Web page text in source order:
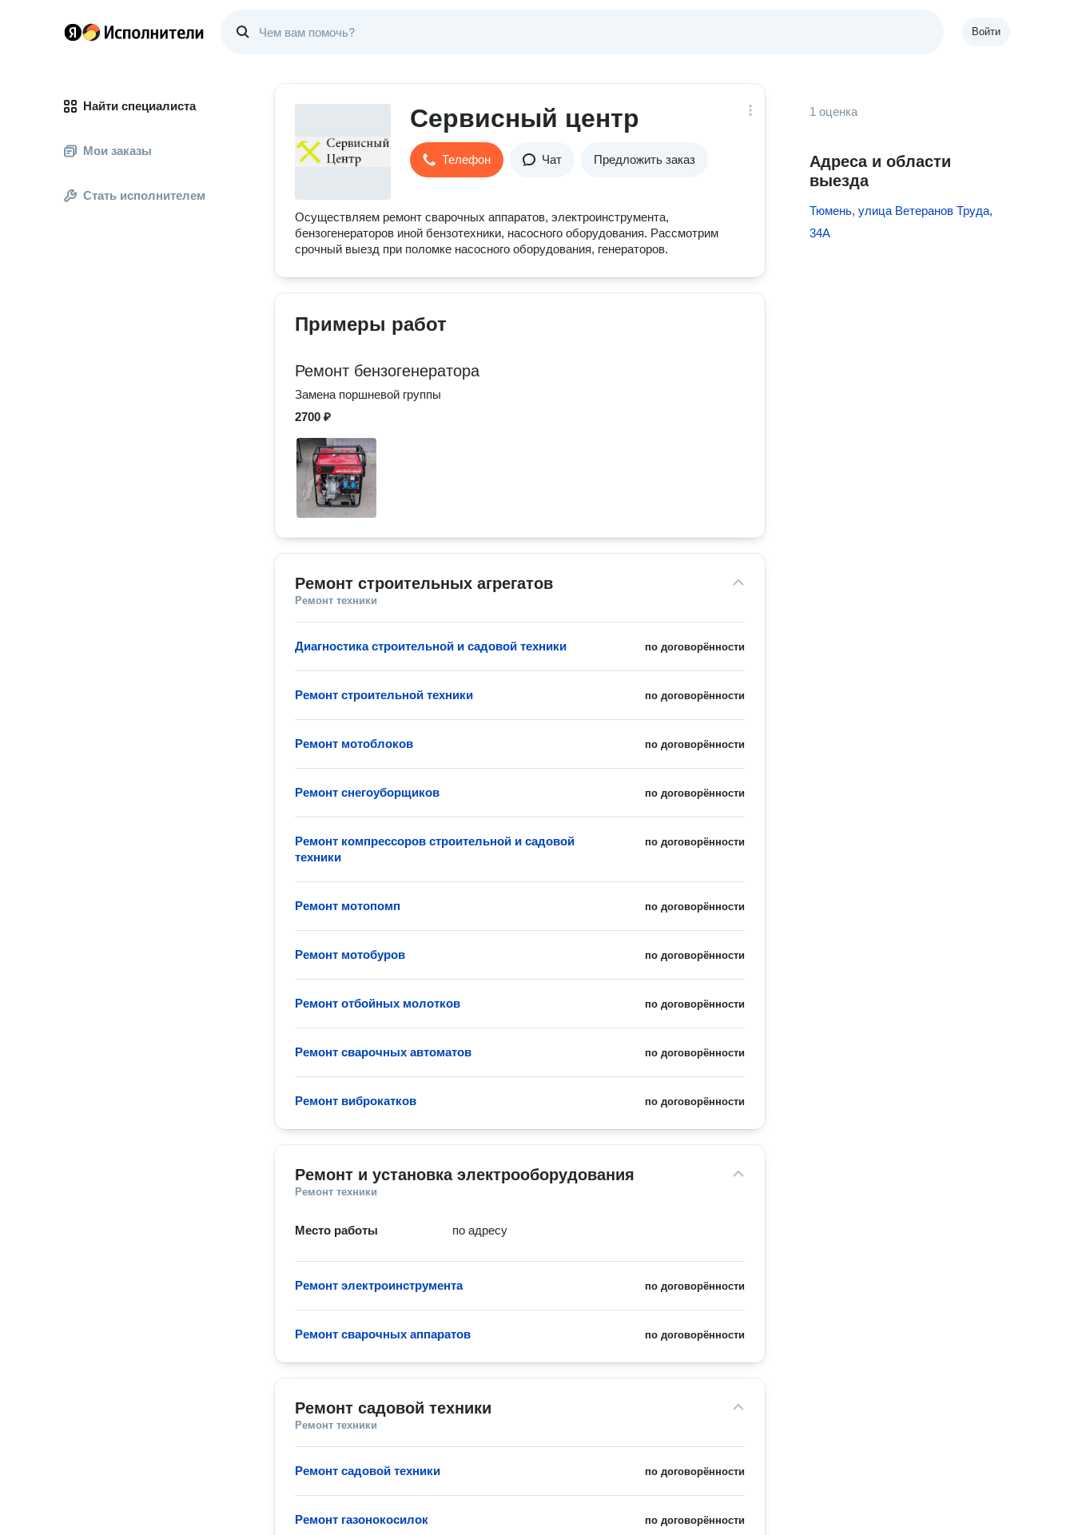
Войти
Найти специалиста
Мои заказы
Стать исполнителем
Сервисный центр
Телефон Чат Предложить заказ
Осуществляем ремонт сварочных аппаратов, электроинструмента,
бензогенераторов иной бензотехники, насосного оборудования. Рассмотрим
срочный выезд при поломке насосного оборудования, генераторов.
Примеры работ
Ремонт бензогенератора
Замена поршневой группы
2700 ₽
Ремонт строительных агрегатов
Ремонт техники
по договорённости
Диагностика строительной и садовой техники
по договорённости
Ремонт строительной техники
по договорённости
Ремонт мотоблоков
по договорённости
Ремонт снегоуборщиков
по договорённости
Ремонт компрессоров строительной и садовой
техники
по договорённости
Ремонт мотопомп
по договорённости
Ремонт мотобуров
по договорённости
Ремонт отбойных молотков
по договорённости
Ремонт сварочных автоматов
по договорённости
Ремонт виброкатков
Ремонт и установка электрооборудования
Ремонт техники
Место работы по адресу
по договорённости
Ремонт электроинструмента
по договорённости
Ремонт сварочных аппаратов
Ремонт садовой техники
Ремонт техники
по договорённости
Ремонт садовой техники
по договорённости
Ремонт газонокосилок
1 оценка
Адреса и области
выезда
Тюмень, улица Ветеранов Труда,
34А